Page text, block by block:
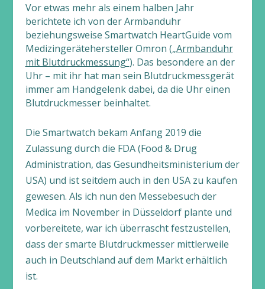
Vor etwas mehr als einem halben Jahr
berichtete ich von der Armbanduhr
beziehungsweise Smartwatch HeartGuide vom
Medizingerätehersteller Omron („Armbanduhr
mit Blutdruckmessung“). Das besondere an der
Uhr – mit ihr hat man sein Blutdruckmessgerät
immer am Handgelenk dabei, da die Uhr einen
Blutdruckmesser beinhaltet.
Die Smartwatch bekam Anfang 2019 die
Zulassung durch die FDA (Food & Drug
Administration, das Gesundheitsministerium der
USA) und ist seitdem auch in den USA zu kaufen
gewesen. Als ich nun den Messebesuch der
Medica im November in Düsseldorf plante und
vorbereitete, war ich überrascht festzustellen,
dass der smarte Blutdruckmesser mittlerweile
auch in Deutschland auf dem Markt erhältlich
ist.